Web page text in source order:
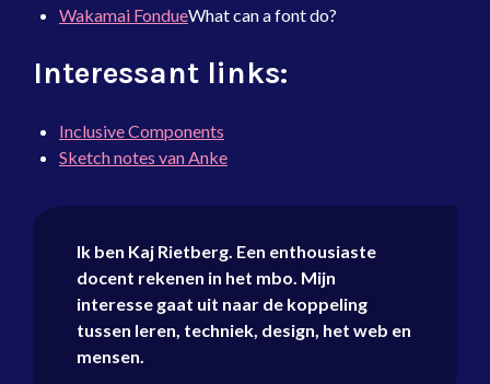
Wakamai FondueWhat can a font do?
Interessant links:
Inclusive Components
Sketch notes van Anke
Ik ben Kaj Rietberg. Een enthousiaste
docent rekenen in het mbo. Mijn
interesse gaat uit naar de koppeling
tussen leren, techniek, design, het web en
mensen.